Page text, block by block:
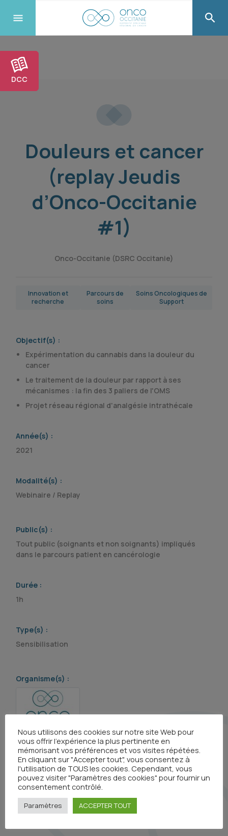
DCC
Douleurs et cancer
(replay Jeudis
d’Onco-Occitanie
#1)
Onco-Occitanie (DSRC Occitanie)
Innovation et
recherche
Parcours de
soins
Soins Oncologiques de
Support
Objectif(s) :
Expérimentation du cannabis dans la douleur du
cancer
Le traitement de la douleur par rapport à ses
mécanismes : la fin des 3 paliers de l'OMS
Projet réseau régional d'analgésie intrathécale
Année(s) :
2021
Modalité(s) :
Webinaire / Replay
Public(s) :
Tout public (soignants et non soignants) impliqués
dans le parcours patient en cancérologie
Durée :
1h
Type(s) :
Sensibilisation
Organisme(s) :
Nous utilisons des cookies sur notre site Web pour
vous offrir l'expérience la plus pertinente en
mémorisant vos préférences et vos visites répétées.
En cliquant sur "Accepter tout", vous consentez à
l'utilisation de TOUS les cookies. Cependant, vous
pouvez visiter "Paramètres des cookies" pour fournir un
consentement contrôlé.
Paramètres ACCEPTER TOUT